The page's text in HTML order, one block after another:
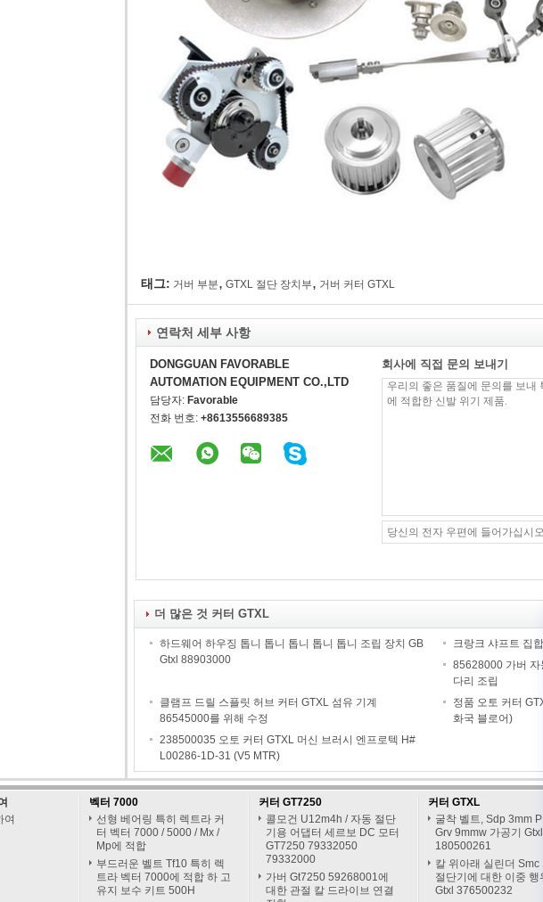
태그: 거버 부분, GTXL 절단 장치부, 거버 커터 GTXL
연락처 세부 사항
DONGGUAN FAVORABLE
AUTOMATION EQUIPMENT CO.,LTD
담당자: Favorable
전화 번호: +8613556689385
회사에 직접 문의 보내기
더 많은 것 커터 GTXL
하드웨어 하우징 톱니 톱니 톱니 톱니 톱니 조립 장치 GB
Gtxl 88903000
크랑크 샤프트 집
85628000 가버 자
다리 조립
클램프 드릴 스플릿 허브 커터 GTXL 섬유 기계
86545000를 위해 수정
정품 오토 커터
화국 블로어)
238500035 오토 커터 GTXL 머신 브러시 엔프로텍 H#
L00286-1D-31 (V5 MTR)
여
벡터 7000
선형 베어링 특히 렉트라 커
터 벡터 7000 / 5000 / Mx /
Mp에 적합
부드러운 벨트 Tf10 특히 렉
트라 벡터 7000에 적합 하 고
유지 보수 키트 500H
커터 GT7250
콜모건 U12m4h / 자동 절단
기용 어댑터 세르보 DC 모터
GT7250 79332050
79332000
가버 Gt7250 59268001에
대한 관절 칼 드라이브 연결
커터 GTXL
굴착 벨트, Sdp 3mm P
Grv 9mmw 가공기 Gtxl
180500261
칼 위아래 실린더 Smc
절단기에 대한 이중 행
Gtxl 376500232